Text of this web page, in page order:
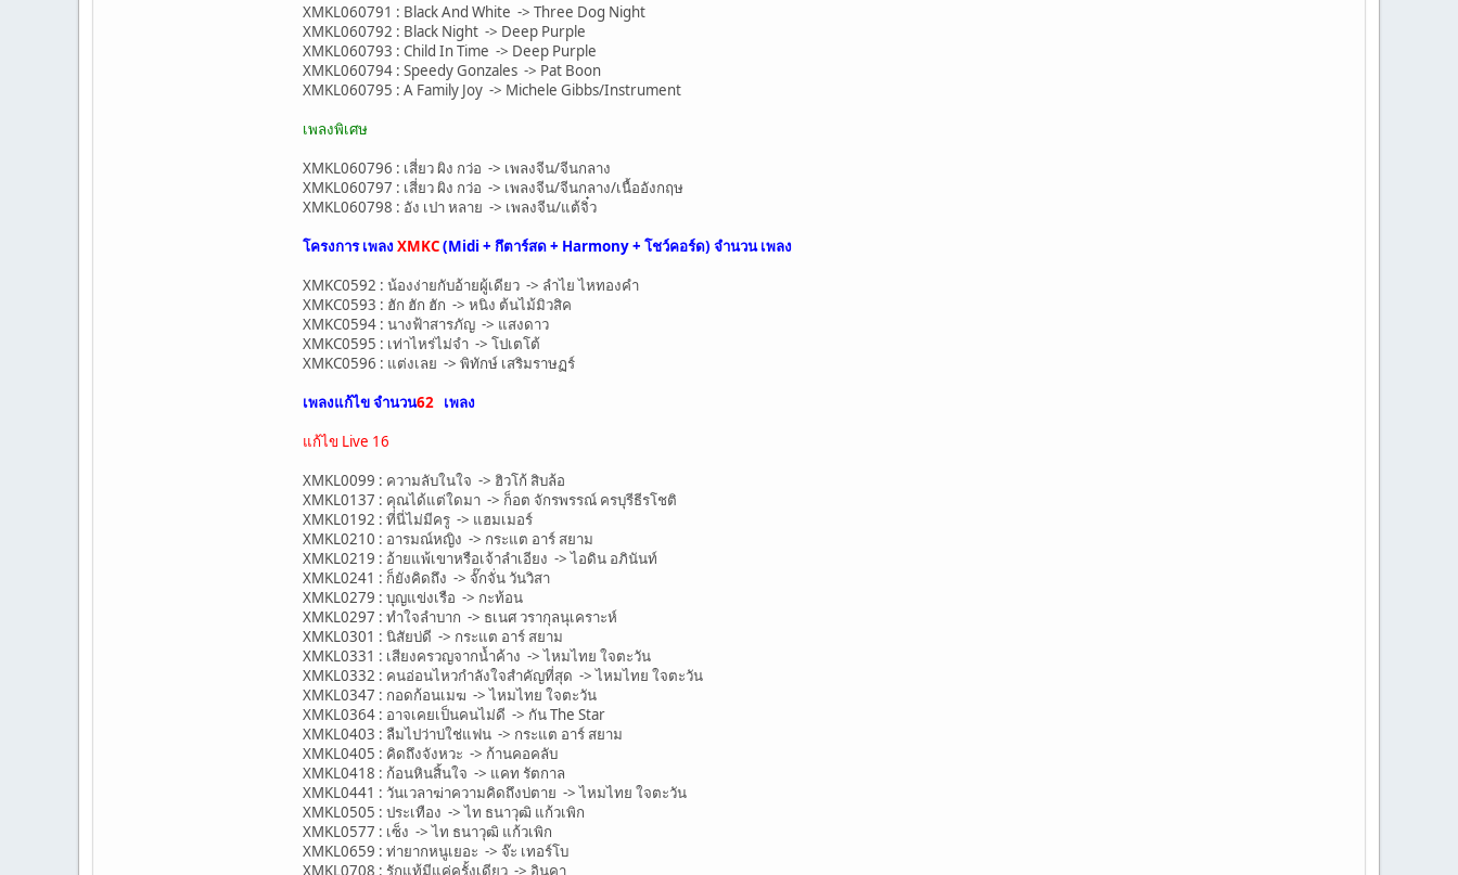
XMKL060791 : Black And White -> Three Dog Night
XMKL060792 : Black Night -> Deep Purple
XMKL060793 : Child In Time -> Deep Purple
XMKL060794 : Speedy Gonzales -> Pat Boon
XMKL060795 : A Family Joy -> Michele Gibbs/Instrument
เพลงพิเศษ
XMKL060796 : เสี่ยว ผิง กว่อ -> เพลงจีน/จีนกลาง
XMKL060797 : เสี่ยว ผิง กว่อ -> เพลงจีน/จีนกลาง/เนื้ออังกฤษ
XMKL060798 : อัง เปา หลาย -> เพลงจีน/แต้จิ๋ว
โครงการ เพลง XMKC(Midi + กึตาร์สด + Harmony + โชว์คอร์ด) จำนวนเพลง
XMKC0592 : น้องง่ายกับอ้ายผู้เดียว -> ลำไย ไหทองคำ
XMKC0593 : ฮัก ฮัก ฮัก -> หนิง ต้นไม้มิวสิค
XMKC0594 : นางฟ้าสารภัญ -> แสงดาว
XMKC0595 : เท่าไหร่ไม่จำ -> โปเตโต้
XMKC0596 : แต่งเลย -> พิทักษ์ เสริมราษฏร์
เพลงแก้ไข จำนวน62 เพลง
แก้ไข Live 16
XMKL0099 : ความลับในใจ -> ฮิวโก้ สิบล้อ
XMKL0137 : คุณได้แต่ใดมา -> ก็อต จักรพรรณ์ ครบุรีธีรโชติ
XMKL0192 : ที่นี่ไม่มีครู -> แฮมเมอร์
XMKL0210 : อารมณ์หญิง -> กระแต อาร์ สยาม
XMKL0219 : อ้ายแพ้เขาหรือเจ้าลำเอียง -> ไอดิน อภินันท์
XMKL0241 : ก็ยังคิดถึง -> จั๊กจั่น วันวิสา
XMKL0279 : บุญแข่งเรือ -> กะท้อน
XMKL0297 : ทำใจลำบาก -> ธเนศ วรากุลนุเคราะห์
XMKL0301 : นิสัยบ่ดี -> กระแต อาร์ สยาม
XMKL0331 : เสียงครวญจากน้ำค้าง -> ไหมไทย ใจตะวัน
XMKL0332 : คนอ่อนไหวกำลังใจสำคัญที่สุด -> ไหมไทย ใจตะวัน
XMKL0347 : กอดก้อนเมฆ -> ไหมไทย ใจตะวัน
XMKL0364 : อาจเคยเป็นคนไม่ดี -> กัน The Star
XMKL0403 : ลืมไปว่าบ่ใช่แฟน -> กระแต อาร์ สยาม
XMKL0405 : คิดถึงจังหวะ -> ก้านคอคลับ
XMKL0418 : ก้อนหินสิ้นใจ -> แคท รัตกาล
XMKL0441 : วันเวลาฆ่าความคิดถึงบ่ตาย -> ไหมไทย ใจตะวัน
XMKL0505 : ประเทือง -> ไท ธนาวุฒิ แก้วเพิก
XMKL0577 : เซ็ง -> ไท ธนาวุฒิ แก้วเพิก
XMKL0659 : ท่ายากหนูเยอะ -> จ๊ะ เทอร์โบ
XMKL0708 : รักแท้มีแค่ครั้งเดียว -> อินคา